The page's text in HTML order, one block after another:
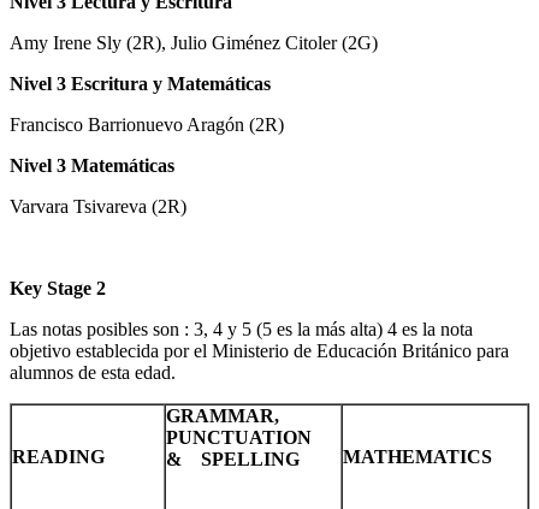
Amy Irene Sly (2R), Julio Giménez Citoler (2G)
Nivel 3 Escritura y Matemáticas
Francisco Barrionuevo Aragón (2R)
Nivel 3 Matemáticas
Varvara Tsivareva (2R)
Key Stage 2
Las notas posibles son : 3, 4 y 5 (5 es la más alta) 4 es la nota
objetivo establecida por el Ministerio de Educación Británico para
alumnos de esta edad.
READING
GRAMMAR,
PUNCTUATION
& SPELLING
MATHEMATICS